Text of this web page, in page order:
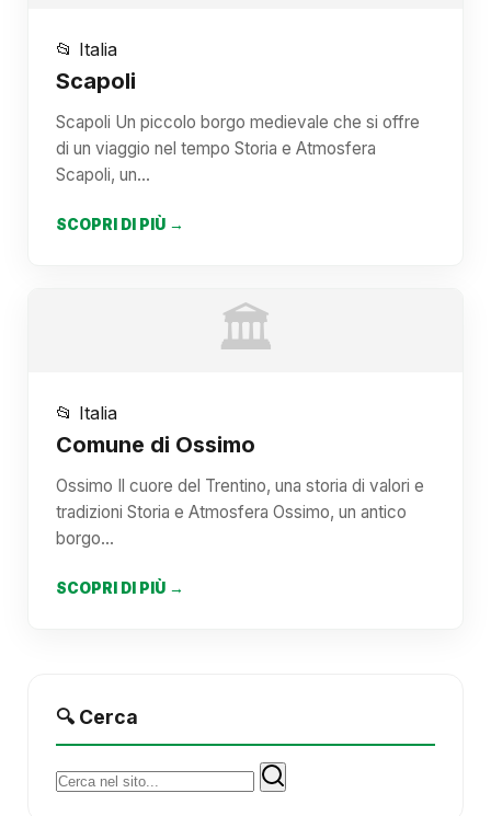
📂 Italia
Scapoli
Scapoli Un piccolo borgo medievale che si offre
di un viaggio nel tempo Storia e Atmosfera
Scapoli, un…
SCOPRI DI PIÙ →
🏛️
📂 Italia
Comune di Ossimo
Ossimo Il cuore del Trentino, una storia di valori e
tradizioni Storia e Atmosfera Ossimo, un antico
borgo…
SCOPRI DI PIÙ →
🔍 Cerca
Cerca: